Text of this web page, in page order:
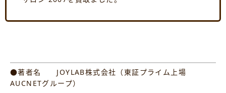
●著者名 JOYLAB株式会社（東証プライム上場
AUCNETグループ）